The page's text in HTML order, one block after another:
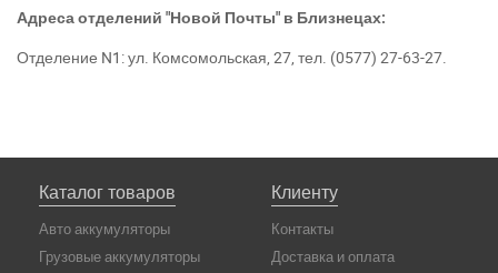
Адреса отделений "Новой Почты" в Близнецах:
Отделение N1: ул. Комсомольская, 27, тел. (0577) 27-63-27.
Каталог товаров
Авто аккумуляторы
Грузовые аккумуляторы
Клиенту
Контакты
Доставка и оплата